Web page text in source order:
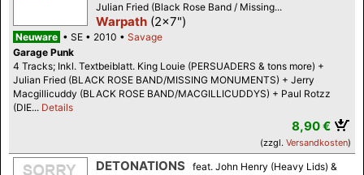
Julian Fried (Black Rose Band / Missing...
Warpath (2x7")
Neuware SE 2010
Savage
Garage Punk
4 Tracks; Inkl. Textbeiblatt. King Louie (PERSUADERS & tons more) +
Julian Fried (BLACK ROSE BAND/MISSING MONUMENTS) + Jerry
Macgillicuddy (BLACK ROSE BAND/MACGILLICUDDYS) + Paul Rotzz
(DIE... Details
8,90 €
(zzgl. Versandkosten)
DETONATIONS feat. John Henry (Heavy Lids) &